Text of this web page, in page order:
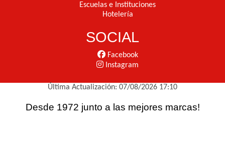
Escuelas e Instituciones
Hotelería
SOCIAL
Facebook
Instagram
Última Actualización: 07/08/2026 17:10
Desde 1972 junto a las mejores marcas!